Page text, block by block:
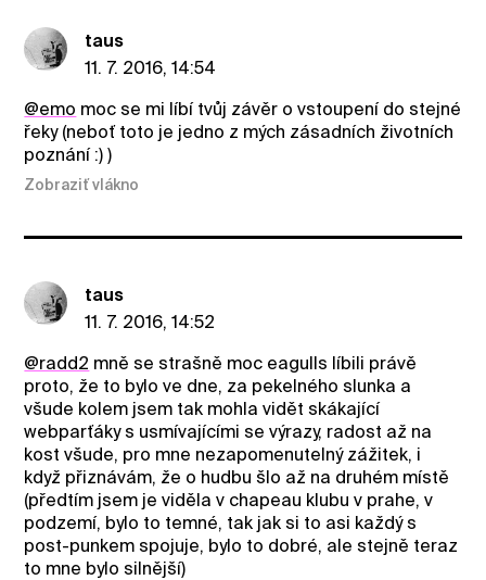
taus
11. 7. 2016, 14:54
@emo moc se mi líbí tvůj závěr o vstoupení do stejné
řeky (neboť toto je jedno z mých zásadních životních
poznání :) )
Zobraziť vlákno
taus
11. 7. 2016, 14:52
@radd2 mně se strašně moc eagulls líbili právě
proto, že to bylo ve dne, za pekelného slunka a
všude kolem jsem tak mohla vidět skákající
webparťáky s usmívajícími se výrazy, radost až na
kost všude, pro mne nezapomenutelný zážitek, i
když přiznávám, že o hudbu šlo až na druhém místě
(předtím jsem je viděla v chapeau klubu v prahe, v
podzemí, bylo to temné, tak jak si to asi každý s
post-punkem spojuje, bylo to dobré, ale stejně teraz
to mne bylo silnější)